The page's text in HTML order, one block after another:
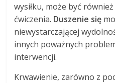
wysiłku, może być
ćwiczenia. Duszenie się
niewystarczającej
innych poważnych
interwencji.
Krwawienie, zarówno z